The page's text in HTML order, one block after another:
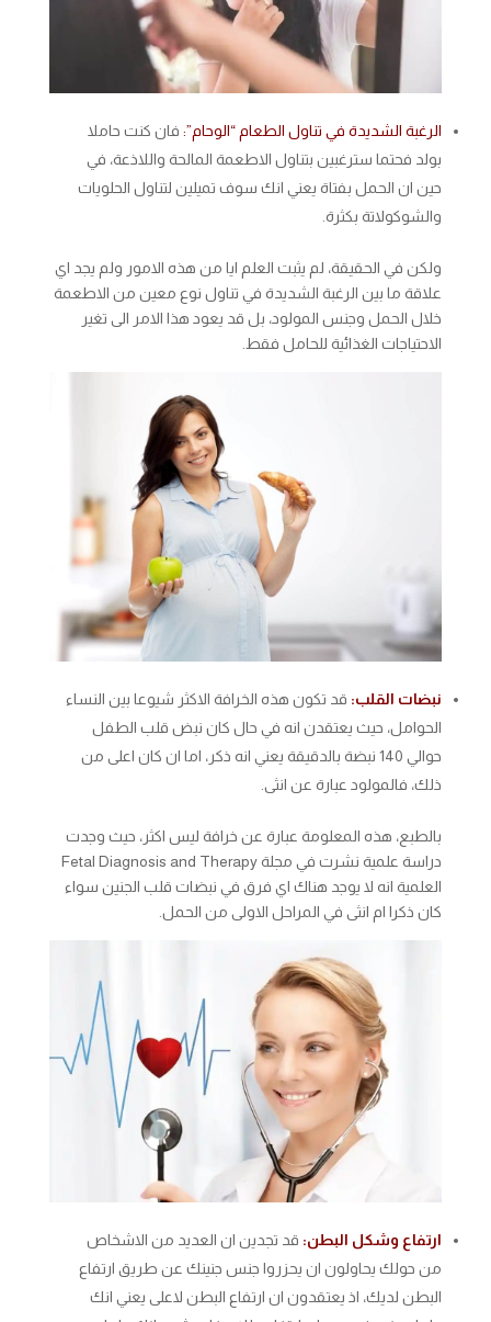
الرغبة الشديدة في تناول الطعام “الوحام”:فان كنت حاملا
بولد فحتما سترغبين بتناول الاطعمة المالحة واللاذعة، في
حين ان الحمل بفتاة يعني انك سوف تميلين لتناول الحلويات
والشوكولاتة بكثرة.
ولكن في الحقيقة، لم يثبت العلم ايا من هذه الامور ولم يجد اي
علاقة ما بين الرغبة الشديدة في تناول نوع معين من الاطعمة
خلال الحمل وجنس المولود، بل قد يعود هذا الامر الى تغير
الاحتياجات الغذائية للحامل فقط.
نبضات القلب: قد تكون هذه الخرافة الاكثر شيوعا بين النساء
الحوامل، حيث يعتقدن انه في حال كان نبض قلب الطفل
حوالي 140 نبضة بالدقيقة يعني انه ذكر، اما ان كان اعلى من
ذلك، فالمولود عبارة عن انثى.
بالطبع، هذه المعلومة عبارة عن خرافة ليس اكثر، حيث وجدت
دراسة علمية نشرت في مجلة Fetal Diagnosis and Therapy
العلمية انه لا يوجد هناك اي فرق في نبضات قلب الجنين سواء
كان ذكرا ام انثى في المراحل الاولى من الحمل.
ارتفاع وشكل البطن: قد تجدين ان العديد من الاشخاص
من حولك يحاولون ان يحزروا جنس جنينك عن طريق ارتفاع
البطن لديك، اذ يعتقدون ان ارتفاع البطن لاعلى يعني انك